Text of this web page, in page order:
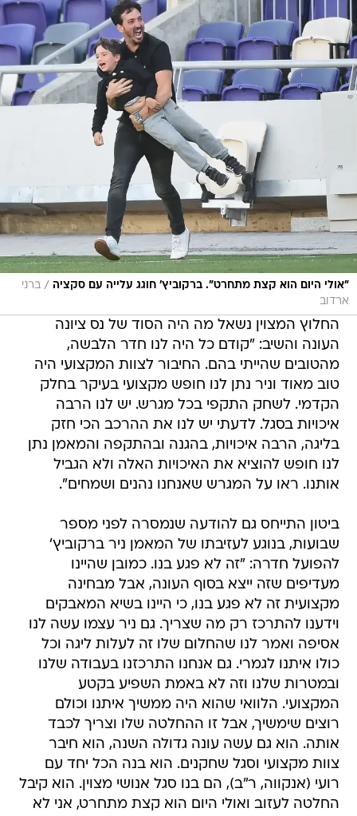
"אולי היום הוא קצת מתחרט". ברקוביץ' חוגג עלייה עם סקציה / ברני
ארדוב
החלוץ המצוין נשאל מה היה הסוד של נס ציונה
העונה והשיב: "קודם כל היה לנו חדר הלבשה,
מהטובים שהייתי בהם. החיבור לצוות המקצועי היה
טוב מאוד וניר נתן לנו חופש מקצועי בעיקר בחלק
הקדמי. לשחק התקפי בכל מגרש. יש לנו הרבה
איכויות בסגל. לדעתי יש לנו את ההרכב הכי חזק
בליגה, הרבה איכויות, בהגנה ובהתקפה והמאמן נתן
לנו חופש להוציא את האיכויות האלה ולא הגביל
אותנו. ראו על המגרש שאנחנו נהנים ושמחים".
ביטון התייחס גם להודעה שנמסרה לפני מספר
שבועות, בנוגע לעזיבתו של המאמן ניר ברקוביץ'
להפועל חדרה: "זה לא פגע בנו. כמובן שהיינו
מעדיפים שזה ייצא בסוף העונה, אבל מבחינה
מקצועית זה לא פגע בנו, כי היינו בשיא המאבקים
וידענו להתרכז רק מה שצריך. גם ניר עצמו עשה לנו
אסיפה ואמר לנו שהחלום שלו זה לעלות ליגה וכל
כולו איתנו לגמרי. גם אנחנו התרכזנו בעבודה שלנו
ובמטרות שלנו וזה לא באמת השפיע בקטע
המקצועי. הלוואי שהוא היה ממשיך איתנו וכולם
רוצים שימשיך, אבל זו ההחלטה שלו וצריך לכבד
אותה. הוא גם עשה עונה גדולה השנה, הוא חיבר
צוות מקצועי וסגל שחקנים. הוא בנה הכל יחד עם
רועי (אנקווה, ר"ב), הם בנו סגל אנושי מצוין. הוא קיבל
החלטה לעזוב ואולי היום הוא קצת מתחרט, אני לא